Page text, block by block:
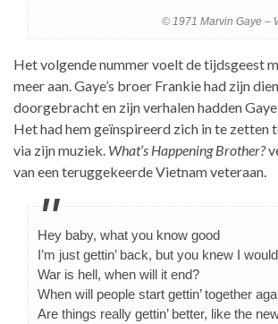
© 1971 Marvin Gaye –
Het volgende nummer voelt de tijdsgeest
meer aan. Gaye’s broer Frankie had zijn
doorgebracht en zijn verhalen hadden
Het had hem geïnspireerd zich in te zetten
via zijn muziek. What’s Happening Brother?
van een teruggekeerde Vietnam veteraan.
Hey baby, what you know good
I’m just gettin’ back, but you knew I would
War is hell, when will it end?
When will people start gettin’ together
Are things really gettin’ better, like the